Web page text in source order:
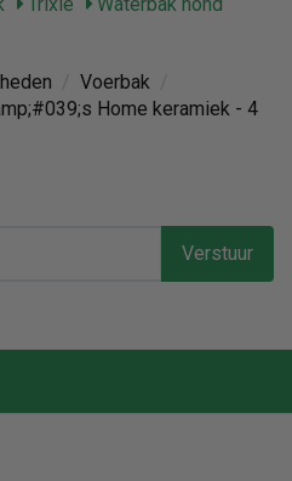
Voerbak
Home keramiek - 4
Verstuur